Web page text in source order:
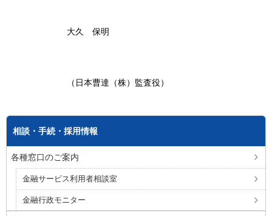
大久 保明
（日本曹達（株）監査役）
相談・手続・採用情報
各種窓口のご案内
金融サービス利用者相談室
金融行政モニター